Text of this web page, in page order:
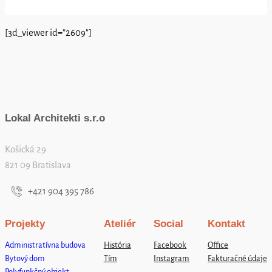
[3d_viewer id=”2609″]
Lokal Architekti s.r.o
Košická 29
821 09 Bratislava
+421 904 395 786
Projekty
Administratívna budova
Bytový dom
Ateliér
História
Tím
Social
Facebook
Instagram
Kontakt
Office
Fakturačné údaje